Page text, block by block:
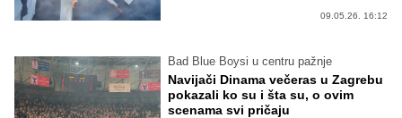
09.05.26. 16:12
Bad Blue Boysi u centru pažnje
Navijači Dinama večeras u Zagrebu
pokazali ko su i šta su, o ovim
scenama svi pričaju